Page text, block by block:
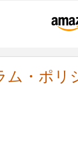
ム・ポリ